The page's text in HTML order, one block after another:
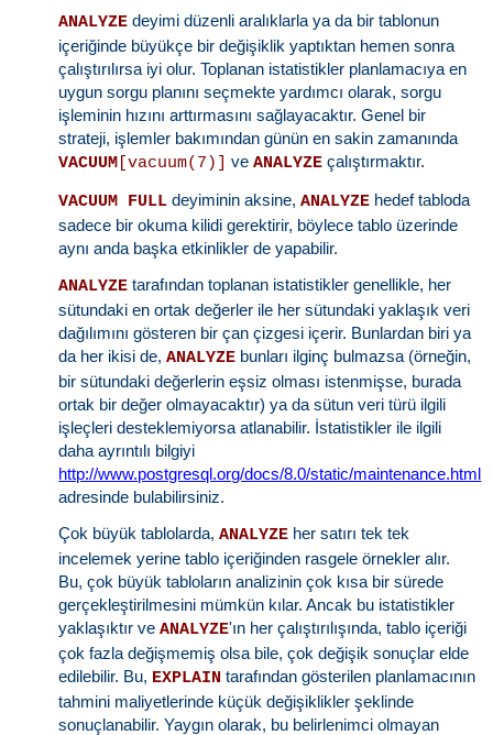
ANALYZE deyimi düzenli aralıklarla ya da bir tablonun
içeriğinde büyükçe bir değişiklik yaptıktan hemen sonra
çalıştırılırsa iyi olur. Toplanan istatistikler planlamacıya en
uygun sorgu planını seçmekte yardımcı olarak, sorgu
işleminin hızını arttırmasını sağlayacaktır. Genel bir
strateji, işlemler bakımından günün en sakin zamanında
VACUUM [vacuum(7)] veANALYZE çalıştırmaktır.
VACUUM FULL deyiminin aksine,ANALYZE hedef tabloda
sadece bir okuma kilidi gerektirir, böylece tablo üzerinde
aynı anda başka etkinlikler de yapabilir.
ANALYZE tarafından toplanan istatistikler genellikle, her
sütundaki en ortak değerler ile her sütundaki yaklaşık veri
dağılımını gösteren bir çan çizgesi içerir. Bunlardan biri ya
da her ikisi de,ANALYZE bunları ilginç bulmazsa (örneğin,
bir sütundaki değerlerin eşsiz olması istenmişse, burada
ortak bir değer olmayacaktır) ya da sütun veri türü ilgili
işleçleri desteklemiyorsa atlanabilir. İstatistikler ile ilgili
daha ayrıntılı bilgiyi
http://www.postgresql.org/docs/8.0/static/maintenance.html
adresinde bulabilirsiniz.
Çok büyük tablolarda,ANALYZE her satırı tek tek
incelemek yerine tablo içeriğinden rasgele örnekler alır.
Bu, çok büyük tabloların analizinin çok kısa bir sürede
gerçekleştirilmesini mümkün kılar. Ancak bu istatistikler
yaklaşıktır veANALYZE'ın her çalıştırılışında, tablo içeriği
çok fazla değişmemiş olsa bile, çok değişik sonuçlar elde
edilebilir. Bu, EXPLAIN tarafından gösterilen planlamacının
tahmini maliyetlerinde küçük değişiklikler şeklinde
sonuçlanabilir. Yaygın olarak, bu belirlenimci olmayan